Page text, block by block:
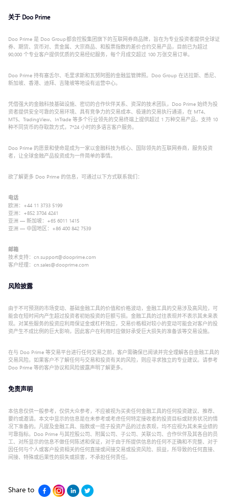
关于 Doo Prime
Doo Prime 是 Doo Group 都会控股集团旗下的互联网券商品牌，旨在为专业投资者提供全球证
券、期货、货币对、贵金属、大宗商品、和股票指数的差价合约交易产品，目前已为超过
90,000 个专业客户提供优质的交易经纪服务，每个月成交超过 100 万张交易订单。
Doo Prime 持有塞舌尔、毛里求斯和瓦努阿图的金融监管牌照。Doo Group 在达拉斯、悉尼、
新加坡、香港、迪拜、吉隆坡等地设有运营中心。
凭借强大的金融科技基础设施、密切的合作伙伴关系、资深的技术团队，Doo Prime 始终为投
资者提供安全可靠的交易环境、具有竞争力的交易成本、极速的交易执行通道，在 MT4、
MT5、TradingView、InTrade 等多个行业领先的交易终端上提供超过 1 万种交易产品，支持 10
种不同货币的存取款方式，7*24 小时的多语言客户服务。
Doo Prime 的愿景和使命是成为一家以金融科技为核心、国际领先的互联网券商，服务投资
者，让全球金融产品投资成为一件简单的事情。
欲了解更多 Doo Prime 的信息，可通过以下方式联系我们：
电话
欧洲：+44 11 3733 5199
亚洲：+852 3704 4241
亚洲 — 新加坡：+65 6011 1415
亚洲 — 中国地区：+86 400 842 7539
邮箱
技术支持：cn.support@dooprime.com
客户经理：cn.sales@dooprime.com
风险披露
由于不可预测的市场变动、基础金融工具的价值和价格波动，金融工具的交易涉及高风险，可
能会在短时间内产生超过投资者初始投资的巨额亏损。金融工具的过往表现并不表示其未来表
现。对某些服务的投资应利用保证金或杠杆效应，交易价格相对较小的变动可能会对客户的投
资产生不成比例的巨大影响，因此客户在利用时应做好承受巨大损失的准备该等交易设施。
在与 Doo Prime 等交易平台进行任何交易之前，客户需确保已阅读并完全理解各自金融工具的
交易风险。如果客户不了解任何与交易和投资有关的风险，则应寻求独立的专业建议。请参考
Doo Prime 等的客户协议和风险披露声明了解更多。
免责声明
本信息仅供一般参考，仅供大众参考，不应被视为买卖任何金融工具的任何投资建议、推荐、
要约或邀请。本文中显示的信息是在未参考或考虑任何特定接收者的投资目标或财务状况的情
况下准备的。凡提及金融工具、指数或一揽子投资产品的过去表现，均不应视为其未来业绩的
可靠指标。Doo Prime 与其控股公司、附属公司、子公司、关联公司、合作伙伴及其各自的员
工、对所显示的信息不做任何陈述和保证，对于由于所提供信息的任何不正确和不完整、对于
因任何与个人或客户投资相关的任何直接或间接交易或投资风险、损益，所导致的任何直接、
间接、特殊或后果性的损失或损害，不承担任何责任。
Share to